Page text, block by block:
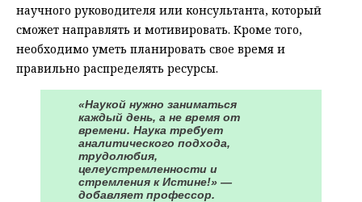
научного руководителя или консультанта, который
сможет направлять и мотивировать. Кроме того,
необходимо уметь планировать свое время и
правильно распределять ресурсы.
«Наукой нужно заниматься
каждый день, а не время от
времени. Наука требует
аналитического подхода,
трудолюбия,
целеустремленности и
стремления к Истине!» —
добавляет профессор.